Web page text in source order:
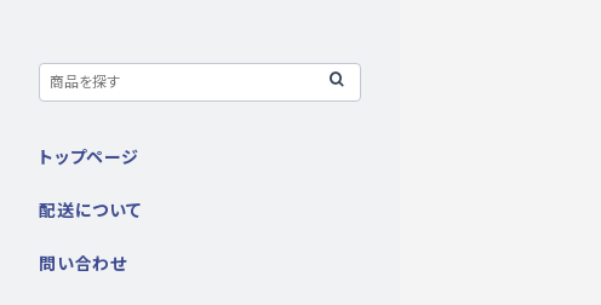
トップページ
配送について
問い合わせ